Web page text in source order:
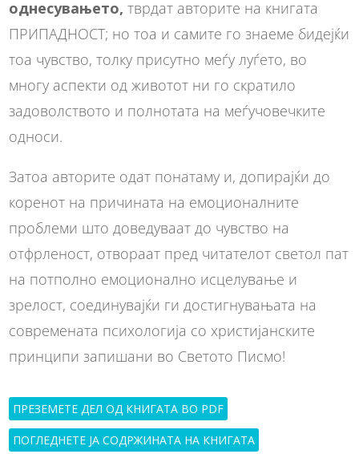
однесувањето, тврдат авторите на книгата
ПРИПАДНОСТ; но тоа и самите го знаеме бидејќи
тоа чувство, толку присутно меѓу луѓето, во
многу аспекти од животот ни го скратило
задоволството и полнотата на меѓучовечките
односи.
Затоа авторите одат понатаму и, допирајќи до
коренот на причината на емоционалните
проблеми што доведуваат до чувство на
отфрленост, отвораат пред читателот светол пат
на потполно емоционално исцелување и
зрелост, соединувајќи ги достигнувањата на
современата психологија со христијанските
принципи запишани во Светото Писмо!
ПРЕЗЕМЕТЕ ДЕЛ ОД КНИГАТА ВО PDF
ПОГЛЕДНЕТЕ ЈА СОДРЖИНАТА НА КНИГАТА